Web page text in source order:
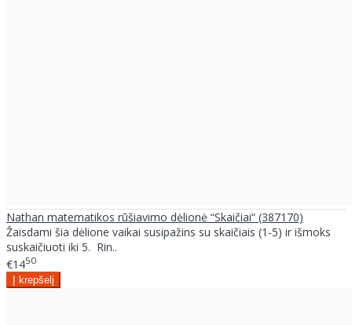
Nathan matematikos rūšiavimo dėlionė “Skaičiai“ (387170)
Žaisdami šia dėlione vaikai susipažins su skaičiais (1-5) ir išmoks
suskaičiuoti iki 5. Rin..
€1450